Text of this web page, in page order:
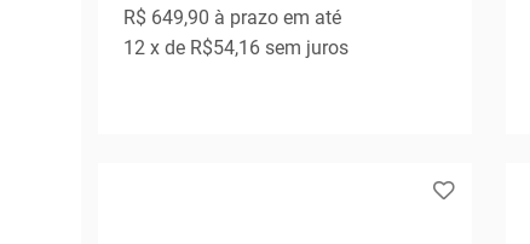
R$ 649,90 à prazo em até
12 x de R$54,16 sem juros